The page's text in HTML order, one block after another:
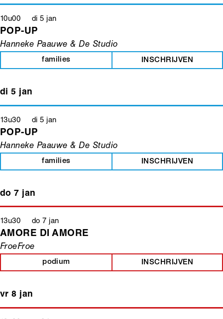
10u00 di 5 jan
POP-UP
Hanneke Paauwe & De Studio
families INSCHRIJVEN
di 5 jan
13u30 di 5 jan
POP-UP
Hanneke Paauwe & De Studio
families INSCHRIJVEN
do 7 jan
13u30 do 7 jan
AMORE DI AMORE
FroeFroe
podium INSCHRIJVEN
vr 8 jan